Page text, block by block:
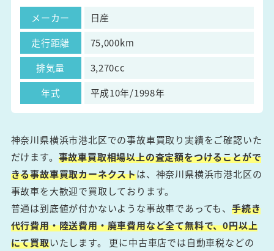
メーカー
日産
走行距離
75,000km
排気量
3,270cc
年式
平成10年/1998年
神奈川県横浜市港北区での事故車買取り実績をご確認いた
だけます。 事故車買取相場以上の査定額をつけることがで
きる事故車買取カーネクストは、神奈川県横浜市港北区の
事故車を大歓迎で買取しております。
普通は到底値が付かないような事故車であっても、手続き
代行費用・陸送費用・廃車費用など全て無料で、0円以上
にて買取いたします。 更に中古車店では自動車税などの